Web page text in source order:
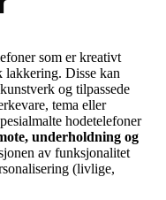
som er kreativt
lakkering. Disse kan
og tilpassede
tema eller
hodetelefoner
underholdning og
av funksjonalitet
(livlige,